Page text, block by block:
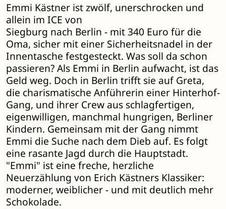
Emmi Kästner ist zwölf, unerschrocken und
allein im ICE von
Siegburg nach Berlin - mit 340 Euro für die
Oma, sicher mit einer Sicherheitsnadel in der
Innentasche festgesteckt. Was soll da schon
passieren? Als Emmi in Berlin aufwacht, ist das
Geld weg. Doch in Berlin trifft sie auf Greta,
die charismatische Anführerin einer Hinterhof-
Gang, und ihrer Crew aus schlagfertigen,
eigenwilligen, manchmal hungrigen, Berliner
Kindern. Gemeinsam mit der Gang nimmt
Emmi die Suche nach dem Dieb auf. Es folgt
eine rasante Jagd durch die Hauptstadt.
"Emmi" ist eine freche, herzliche
Neuerzählung von Erich Kästners Klassiker:
moderner, weiblicher - und mit deutlich mehr
Schokolade.